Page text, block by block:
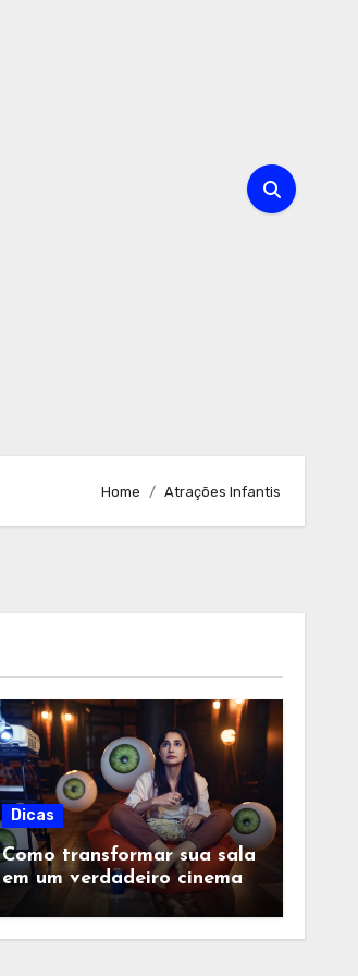
Home Atrações Infantis
Dicas
Como transformar sua sala
em um verdadeiro cinema